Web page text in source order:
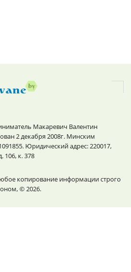
Макаревич Валентин
2 декабря 2008г. Минским
Юридический адрес: 220017,
106, к. 378
копирование информации строго
© 2026.